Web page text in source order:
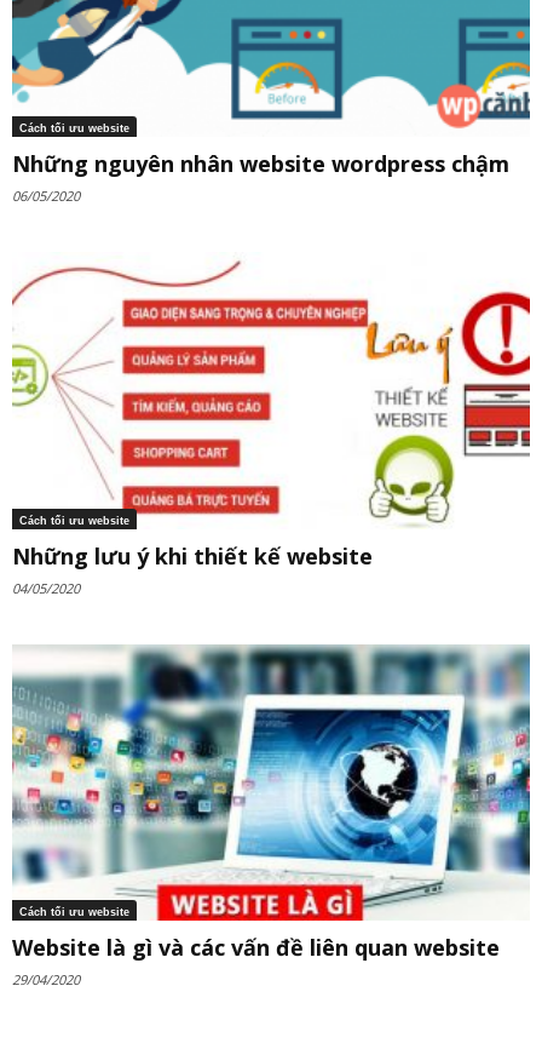
Cách tối ưu website
Những nguyên nhân website wordpress chậm
06/05/2020
Cách tối ưu website
Những lưu ý khi thiết kế website
04/05/2020
Cách tối ưu website
Website là gì và các vấn đề liên quan website
29/04/2020